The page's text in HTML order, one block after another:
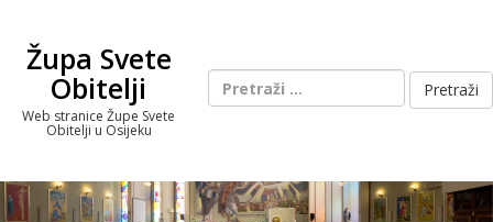
contentŽupa Svete
Obitelji
Web stranice Župe Svete
Obitelji u Osijeku
Pretraži: